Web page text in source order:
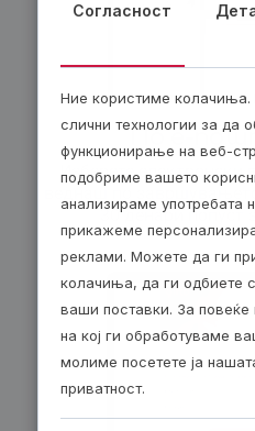
По е-
Изберете електронски
веднаш по
30 денари попуст
Согласност
Ние користиме
слични технологии за да
функционирање на веб-
подобриме вашето
анализираме употребата
прикажеме
реклами. Можете да ги
колачиња, да ги одбиете
ваши поставки. За
на кој ги обработуваме
молиме посетете ја
приватност.